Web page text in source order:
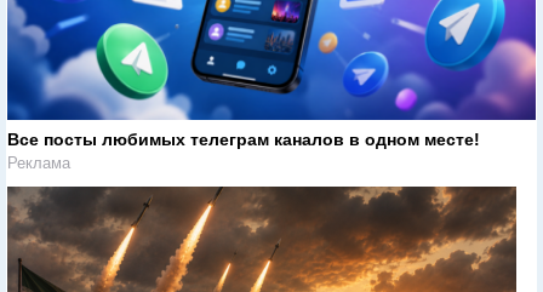
Все посты любимых телеграм каналов в одном месте!
Реклама